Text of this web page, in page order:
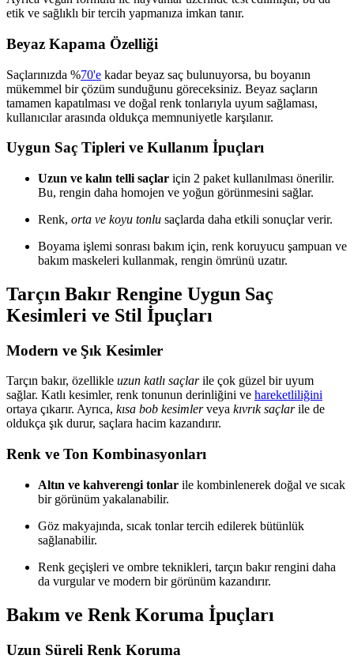
etik ve sağlıklı bir tercih yapmanıza imkan tanır.
Beyaz Kapama Özelliği
Saçlarınızda %70'e kadar beyaz saç bulunuyorsa, bu boyanın
mükemmel bir çözüm sunduğunu göreceksiniz. Beyaz saçların
tamamen kapatılması ve doğal renk tonlarıyla uyum sağlaması,
kullanıcılar arasında oldukça memnuniyetle karşılanır.
Uygun Saç Tipleri ve Kullanım İpuçları
Uzun ve kalın telli saçlar için 2 paket kullanılması önerilir.
Bu, rengin daha homojen ve yoğun görünmesini sağlar.
Renk, orta ve koyu tonlu saçlarda daha etkili sonuçlar verir.
Boyama işlemi sonrası bakım için, renk koruyucu şampuan ve
bakım maskeleri kullanmak, rengin ömrünü uzatır.
Tarçın Bakır Rengine Uygun Saç
Kesimleri ve Stil İpuçları
Modern ve Şık Kesimler
Tarçın bakır, özellikle uzun katlı saçlarile çok güzel bir uyum
sağlar. Katlı kesimler, renk tonunun derinliğini ve hareketliliğini
ortaya çıkarır. Ayrıca, kısa bob kesimlerveya kıvrık saçlarile de
oldukça şık durur, saçlara hacim kazandırır.
Renk ve Ton Kombinasyonları
Altın ve kahverengi tonlar ile kombinlenerek doğal ve sıcak
bir görünüm yakalanabilir.
Göz makyajında, sıcak tonlar tercih edilerek bütünlük
sağlanabilir.
Renk geçişleri ve ombre teknikleri, tarçın bakır rengini daha
da vurgular ve modern bir görünüm kazandırır.
Bakım ve Renk Koruma İpuçları
Uzun Süreli Renk Koruma